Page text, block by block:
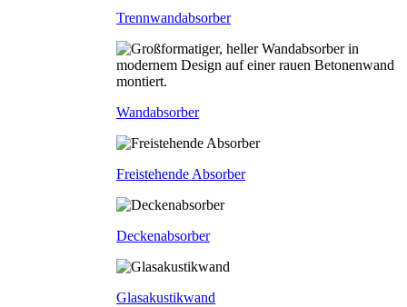
Trennwandabsorber
Wandabsorber
Freistehende Absorber
Deckenabsorber
Glasakustikwand